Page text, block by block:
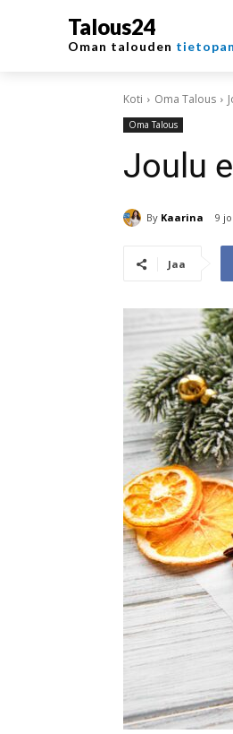
Talous24
Oman talouden
Koti Oma Talous
Oma Talous
Joulu
By Kaarina 9
Jaa